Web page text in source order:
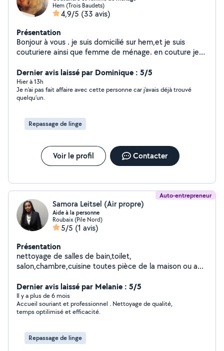
Hem (Trois Baudets)
4,9/5 (33 avis)
Présentation
Bonjour à vous . je suis domicilié sur hem,et je suis
couturiere ainsi que femme de ménage. en couture je
pantalons,reprise de vêtements,voilages etc.travail
soigné. ainsi que femme de ménage chez des
particuliers,ménage,repassage etc.et je suis a votre
disposition pour tout renseignement
Dernier avis laissé par Dominique : 5/5
Hier à 13h
Je n’ai pas fait affaire avec cette personne car j’avais déjà trouvé
quelqu’un.
Repassage de linge
Voir le profil Contacter
Auto-entrepreneur
Samora Leitsel (Air propre)
Aide à la personne
Roubaix (Pile Nord)
5/5 (1 avis)
Présentation
nettoyage de salles de bain,toilet,
salon,chambre,cuisine toutes pièce de la maison ou app
Dernier avis laissé par Melanie : 5/5
Il y a plus de 6 mois
Accueil souriant et professionnel . Nettoyage de qualité,
temps optilimisé et efficacité.
Repassage de linge